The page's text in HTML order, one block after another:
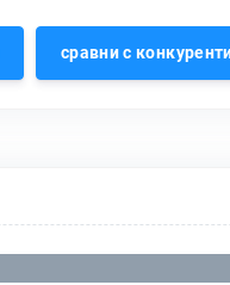
сравни с